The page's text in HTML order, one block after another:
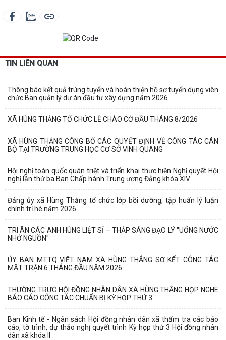
TIN LIÊN QUAN
Thông báo kết quả trúng tuyển và hoàn thiện hồ sơ tuyển dụng viên
chức Ban quản lý dự án đầu tư xây dựng năm 2026
XÃ HÙNG THẮNG TỔ CHỨC LỄ CHÀO CỜ ĐẦU THÁNG 8/2026
XÃ HÙNG THẮNG CÔNG BỐ CÁC QUYẾT ĐỊNH VỀ CÔNG TÁC CÁN
BỘ TẠI TRƯỜNG TRUNG HỌC CƠ SỞ VINH QUANG
Hội nghị toàn quốc quán triệt và triển khai thực hiện Nghị quyết Hội
nghị lần thứ ba Ban Chấp hành Trung ương Đảng khóa XIV
Đảng ủy xã Hùng Thắng tổ chức lớp bồi dưỡng, tập huấn lý luận
chính trị hè năm 2026
TRI ÂN CÁC ANH HÙNG LIỆT SĨ – THẮP SÁNG ĐẠO LÝ "UỐNG NƯỚC
NHỚ NGUỒN"
ỦY BAN MTTQ VIỆT NAM XÃ HÙNG THẮNG SƠ KẾT CÔNG TÁC
MẶT TRẬN 6 THÁNG ĐẦU NĂM 2026
THƯỜNG TRỰC HỘI ĐỒNG NHÂN DÂN XÃ HÙNG THẮNG HỌP NGHE
BÁO CÁO CÔNG TÁC CHUẨN BỊ KỲ HỌP THỨ 3
Ban Kinh tế - Ngân sách Hội đồng nhân dân xã thẩm tra các báo
cáo, tờ trình, dự thảo nghị quyết trình Kỳ họp thứ 3 Hội đồng nhân
dân xã khóa II